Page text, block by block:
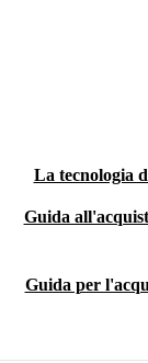
La tecnologia
Guida
Guida per